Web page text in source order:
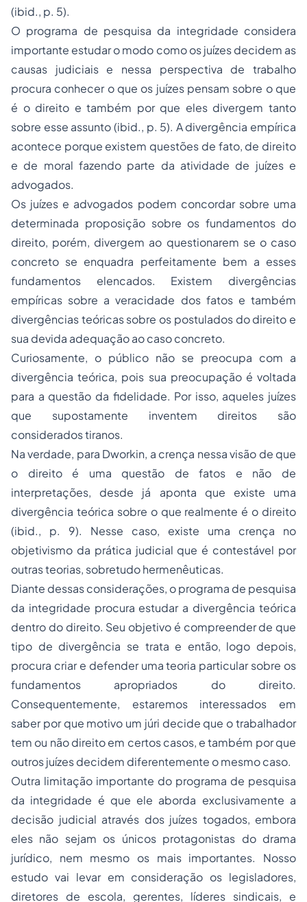
(ibid., p. 5).
O programa de pesquisa da integridade considera
importante estudar o modo como os juízes decidem as
causas judiciais e nessa perspectiva de trabalho
procura conhecer o que os juízes pensam sobre o que
é o direito e também por que eles divergem tanto
sobre esse assunto (ibid., p. 5). A divergência empírica
acontece porque existem questões de fato, de direito
e de moral fazendo parte da atividade de juízes e
advogados.
Os juízes e advogados podem concordar sobre uma
determinada proposição sobre os fundamentos do
direito, porém, divergem ao questionarem se o caso
concreto se enquadra perfeitamente bem a esses
fundamentos elencados. Existem divergências
empíricas sobre a veracidade dos fatos e também
divergências teóricas sobre os postulados do direito e
sua devida adequação ao caso concreto.
Curiosamente, o público não se preocupa com a
divergência teórica, pois sua preocupação é voltada
para a questão da fidelidade. Por isso, aqueles juízes
que supostamente inventem direitos são
considerados tiranos.
Na verdade, para Dworkin, a crença nessa visão de que
o direito é uma questão de fatos e não de
interpretações, desde já aponta que existe uma
divergência teórica sobre o que realmente é o direito
(ibid., p. 9). Nesse caso, existe uma crença no
objetivismo da prática judicial que é contestável por
outras teorias, sobretudo hermenêuticas.
Diante dessas considerações, o programa de pesquisa
da integridade procura estudar a divergência teórica
dentro do direito. Seu objetivo é compreender de que
tipo de divergência se trata e então, logo depois,
procura criar e defender uma teoria particular sobre os
fundamentos apropriados do direito.
Consequentemente, estaremos interessados em
saber por que motivo um júri decide que o trabalhador
tem ou não direito em certos casos, e também por que
outros juízes decidem diferentemente o mesmo caso.
Outra limitação importante do programa de pesquisa
da integridade é que ele aborda exclusivamente a
decisão judicial através dos juízes togados, embora
eles não sejam os únicos protagonistas do drama
jurídico, nem mesmo os mais importantes. Nosso
estudo vai levar em consideração os legisladores,
diretores de escola, gerentes, líderes sindicais, e